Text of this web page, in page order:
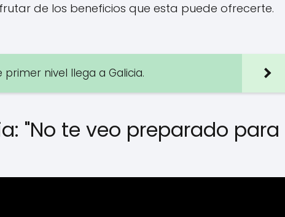
de los beneficios que esta puede ofrecerte.
nivel llega a Galicia.
"No te veo preparado para